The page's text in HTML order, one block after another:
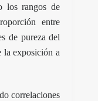
los rangos de
entre
de pureza del
la exposición a
correlaciones